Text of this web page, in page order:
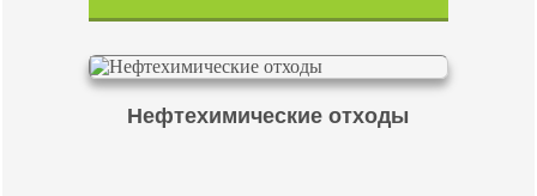
Нефтехимические отходы